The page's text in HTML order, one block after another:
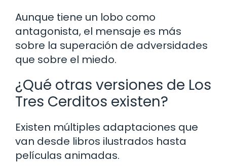
Aunque tiene un lobo como
antagonista, el mensaje es más
sobre la superación de adversidades
que sobre el miedo.
¿Qué otras versiones de Los
Tres Cerditos existen?
Existen múltiples adaptaciones que
van desde libros ilustrados hasta
películas animadas.